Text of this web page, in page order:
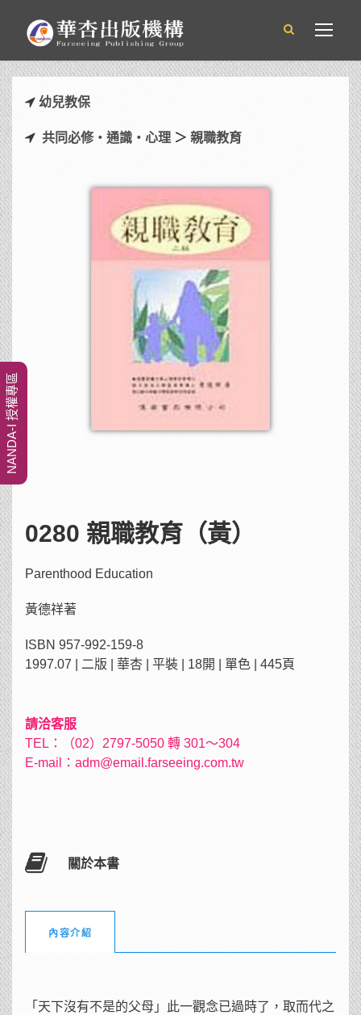
幼兒教保
共同必修‧通識‧心理 ＞ 親職教育
0280 親職教育（黃）
Parenthood Education
黃德祥著
ISBN 957-992-159-8
1997.07 | 二版 | 華杏 | 平裝 | 18開 | 單色 | 445頁
請洽客服
TEL：（02）2797-5050 轉 301～304
E-mail： adm@email.farseeing.com.tw
關於本書
內容介紹
「天下沒有不是的父母」此一觀念已過時了，取而代之
NANDA-I 授權專區